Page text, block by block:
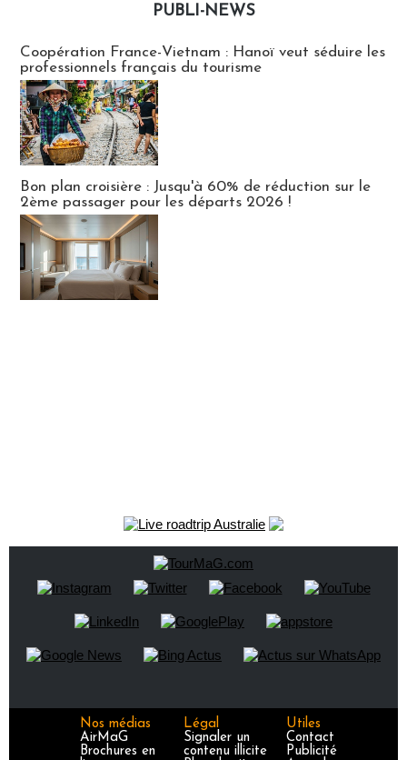
PUBLI-NEWS
Coopération France-Vietnam : Hanoï veut séduire les
professionnels français du tourisme
Bon plan croisière : Jusqu'à 60% de réduction sur le
2ème passager pour les départs 2026 !
Nos médias
AirMaG
Brochures en
Légal
Signaler un
contenu illicite
Utiles
Contact
Publicité